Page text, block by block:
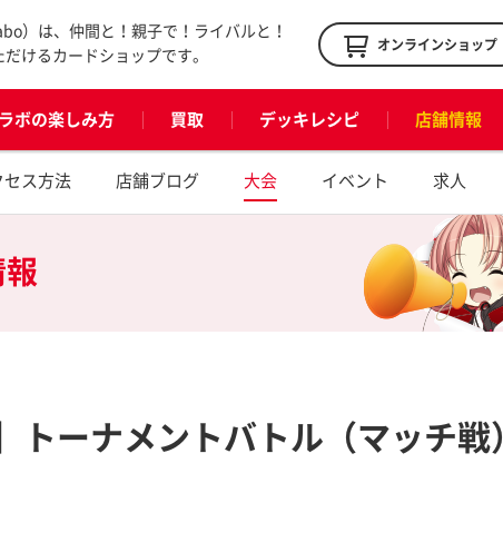
）は、仲間と！親子で！ライバルと！
けるカードショップです。
オンラインショップ
ボの楽しみ方 買取 デッキレシピ 店舗情報
セス方法 店舗ブログ 大会 イベント 求人
トーナメントバトル（マッチ戦）